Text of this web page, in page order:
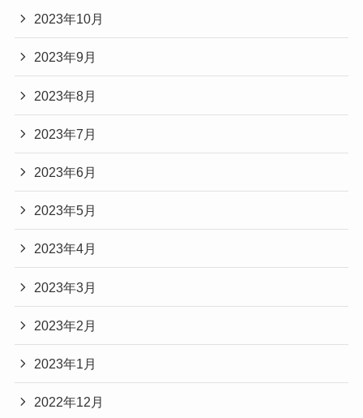
2023年10月
2023年9月
2023年8月
2023年7月
2023年6月
2023年5月
2023年4月
2023年3月
2023年2月
2023年1月
2022年12月